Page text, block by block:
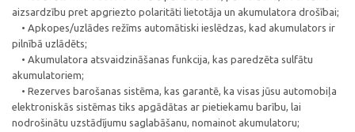
aizsardzību pret apgriezto polaritāti lietotāja un akumulatora drošībai;
• Apkopes/uzlādes režīms automātiski ieslēdzas, kad akumulators ir
pilnībā uzlādēts;
• Akumulatora atsvaidzināšanas funkcija, kas paredzēta sulfātu
akumulatoriem;
• Rezerves barošanas sistēma, kas garantē, ka visas jūsu automobiļa
elektroniskās sistēmas tiks apgādātas ar pietiekamu barību, lai
nodrošinātu uzstādījumu saglabāšanu, nomainot akumulatoru;